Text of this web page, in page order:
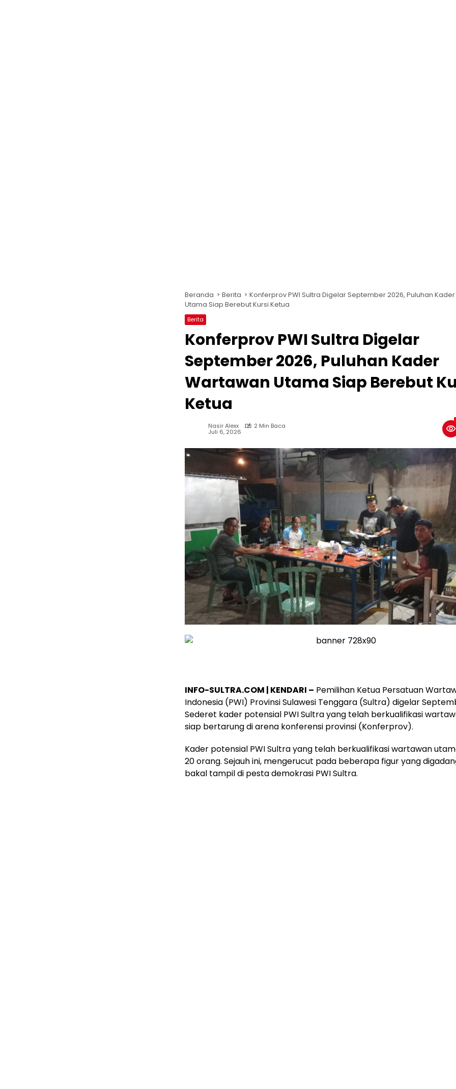
Beranda Berita
Konferprov PWI Sultra Digelar September 2026, Puluhan
Utama Siap Berebut Kursi Ketua
Berita
Konferprov PWI Sultra Digelar
September 2026, Puluhan Kader
Wartawan Utama Siap Berebut
Ketua
Nasir Alexx 2 Min Baca
Juli 6, 2026
INFO-SULTRA.COM | KENDARI – Pemilihan Ketua Persatuan
Indonesia (PWI) Provinsi Sulawesi Tenggara (Sultra) digelar
Sederet kader potensial PWI Sultra yang telah berkualifikasi
siap bertarung di arena konferensi provinsi (Konferprov).
Kader potensial PWI Sultra yang telah berkualifikasi wartawan
20 orang. Sejauh ini, mengerucut pada beberapa figur yang
bakal tampil di pesta demokrasi PWI Sultra.